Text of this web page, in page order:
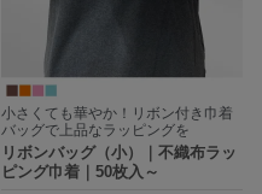
小さくても華やか！リボン付き巾着
バッグで上品なラッピングを
リボンバッグ（小）｜不織布ラッ
ピング巾着｜50枚入～